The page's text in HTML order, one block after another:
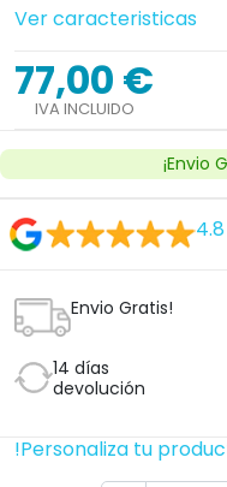
Ver caracteristicas
77,00 €
IVA INCLUIDO
¡Envio
4.8
Envio Gratis!
14 días
devolución
!Personaliza tu